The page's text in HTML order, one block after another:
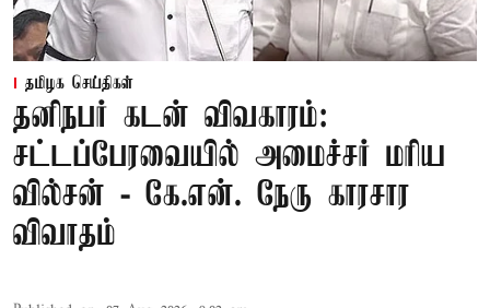
தமிழக செய்திகள்
தனிநபர் கடன் விவகாரம்:
சட்டப்பேரவையில் அமைச்சர் மரிய
வில்சன் - கே.என். நேரு காரசார
விவாதம்